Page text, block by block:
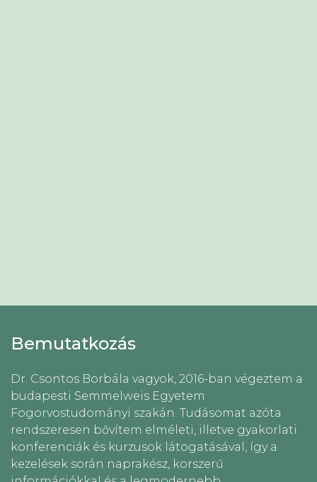
Bemutatkozás
Dr. Csontos Borbála vagyok, 2016-ban végeztem a
budapesti Semmelweis Egyetem
Fogorvostudományi szakán. Tudásomat azóta
rendszeresen bővítem elméleti, illetve gyakorlati
konferenciák és kurzusok látogatásával, így a
kezelések során naprakész, korszerű